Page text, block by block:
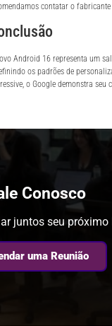
contatar o fabricante
Android 16 representa um
os padrões de
o Google demonstra
Conosco
juntos seu próximo
uma Reunião